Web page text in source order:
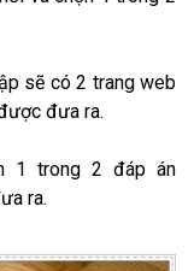
sẽ có 2 trang web
đưa ra.
1 trong 2 đáp án
ra.